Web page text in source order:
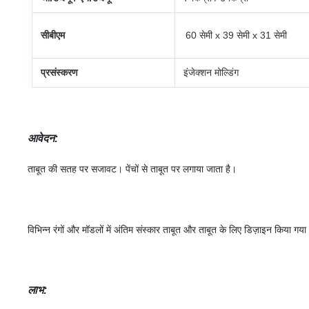
सीबीएम 60 सेमी x 39 सेमी x 31 सेमी
प्रसंस्करण इंजेक्शन मोल्डिंग
आवेदन:
ताबूत की सतह पर सजावट। पेंचों से ताबूत पर लगाया जाता है।
विभिन्न रंगों और मॉडलों में अंतिम संस्कार ताबूत और ताबूत के लिए डिज़ाइन किया
लाभ: